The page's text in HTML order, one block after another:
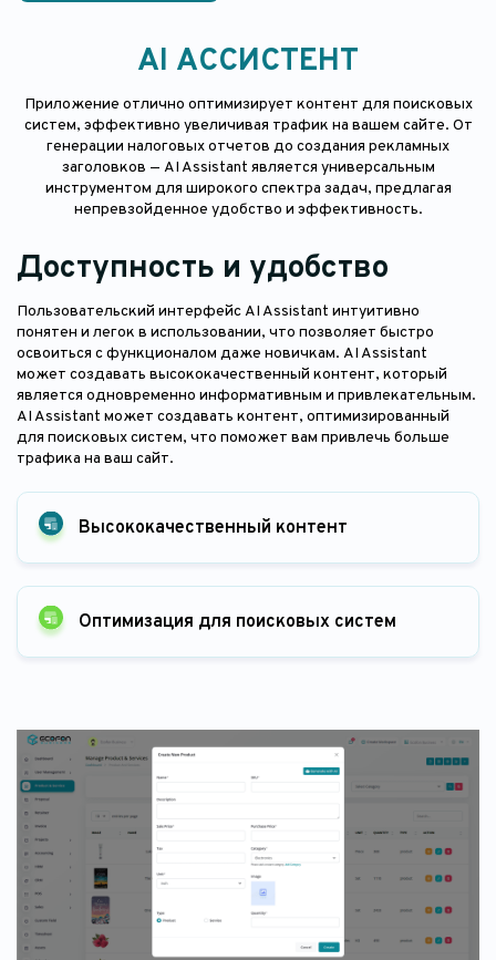
AI АССИСТЕНТ
Приложение отлично оптимизирует контент для поисковых
систем, эффективно увеличивая трафик на вашем сайте. От
генерации налоговых отчетов до создания рекламных
заголовков — AI Assistant является универсальным
инструментом для широкого спектра задач, предлагая
непревзойденное удобство и эффективность.
Доступность и удобство
Пользовательский интерфейс AI Assistant интуитивно
понятен и легок в использовании, что позволяет быстро
освоиться с функционалом даже новичкам. AI Assistant
может создавать высококачественный контент, который
является одновременно информативным и привлекательным.
AI Assistant может создавать контент, оптимизированный
для поисковых систем, что поможет вам привлечь больше
трафика на ваш сайт.
Высококачественный контент
Оптимизация для поисковых систем